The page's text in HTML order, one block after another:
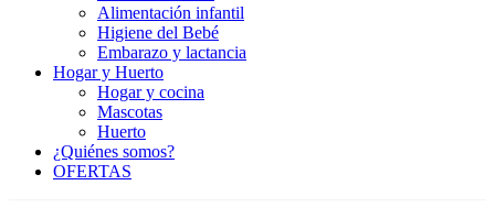
Alimentación infantil
Higiene del Bebé
Embarazo y lactancia
Hogar y Huerto
Hogar y cocina
Mascotas
Huerto
¿Quiénes somos?
OFERTAS